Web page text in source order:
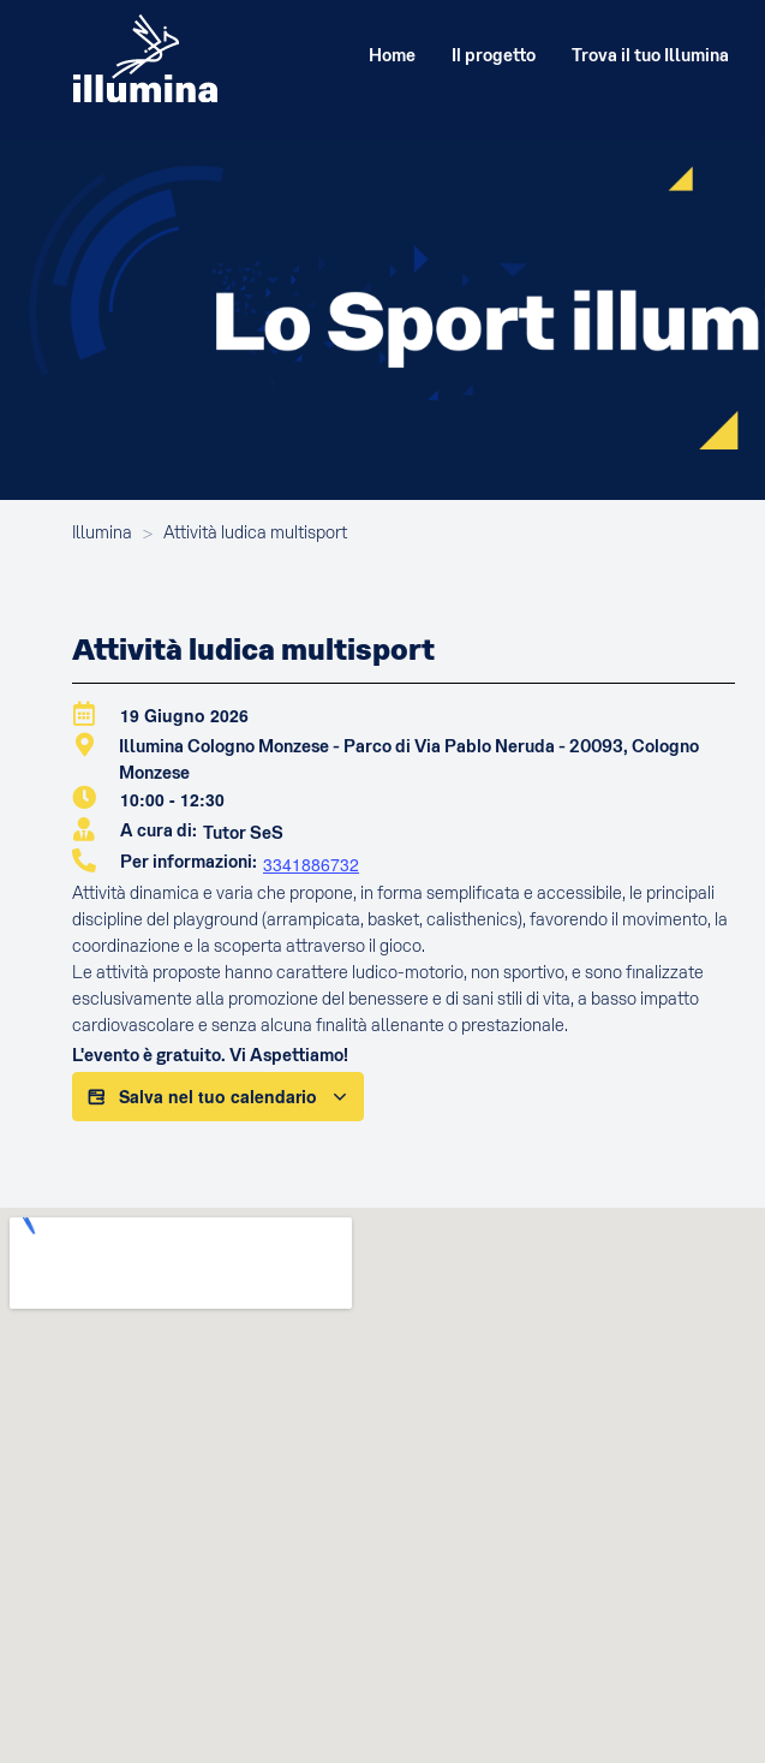
Home Il progetto Trova il tuo Illumina
Illumina > Attività ludica multisport
Attività ludica multisport
19 Giugno 2026
Illumina Cologno Monzese - Parco di Via Pablo Neruda - 20093, Cologno
Monzese
10:00 - 12:30
A cura di: Tutor SeS
Per informazioni: 3341886732
Attività dinamica e varia che propone, in forma semplificata e accessibile, le principali
discipline del playground (arrampicata, basket, calisthenics), favorendo il movimento, la
coordinazione e la scoperta attraverso il gioco.
Le attività proposte hanno carattere ludico-motorio, non sportivo, e sono finalizzate
esclusivamente alla promozione del benessere e di sani stili di vita, a basso impatto
cardiovascolare e senza alcuna finalità allenante o prestazionale.
L'evento è gratuito. Vi Aspettiamo!
Salva nel tuo calendario